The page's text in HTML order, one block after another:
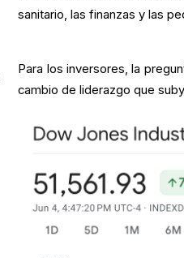
sanitario, las finanzas y las
Para los inversores, la
cambio de liderazgo que